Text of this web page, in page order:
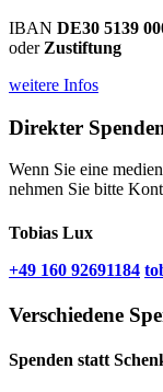
IBAN DE30 5139
oder Zustiftung
weitere Infos
Direkter
Wenn Sie eine
nehmen Sie bitte
Tobias Lux
+49 160 92691184
Verschiedene
Spenden statt